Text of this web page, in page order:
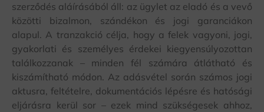
szerződés aláírásából áll: az ügylet az eladó és a vevő
közötti bizalmon, szándékon és jogi garanciákon
alapul. A tranzakció célja, hogy a felek vagyoni, jogi,
gyakorlati és személyes érdekei kiegyensúlyozottan
találkozzanak – minden fél számára átlátható és
kiszámítható módon. Az adásvétel során számos jogi
aktusra, feltételre, dokumentációs lépésre és hatósági
eljárásra kerül sor – ezek mind szükségesek ahhoz,